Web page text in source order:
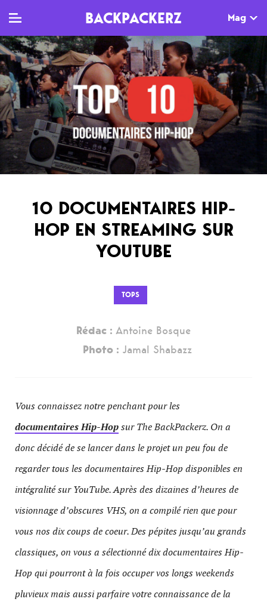
BACKPACKERZ Mag
TV
Clips
Live
Documentaires
MAG
Dossiers
Tops
Interviews
Sorties
Newsletter
AGENDA
Paris
Festivals
10 DOCUMENTAIRES HIP-
HOP EN STREAMING SUR
YOUTUBE
TOPS
Rédac : Antoine Bosque
Photo : Jamal Shabazz
Vous connaissez notre penchant pour les
documentaires Hip-Hopsur The BackPackerz. On a
donc décidé de se lancer dans le projet un peu fou de
regarder tous les documentaires Hip-Hop disponibles en
intégralité sur YouTube. Après des dizaines d’heures de
visionnage d’obscures VHS, on a compilé rien que pour
vous nos dix coups de coeur. Des pépites jusqu’au grands
classiques, on vous a sélectionné dix documentaires Hip-
Hop qui pourront à la fois occuper vos longs weekends
pluvieux mais aussi parfaire votre connaissance de la